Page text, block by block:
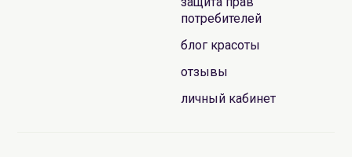
потребителей
блог красоты
отзывы
личный кабинет